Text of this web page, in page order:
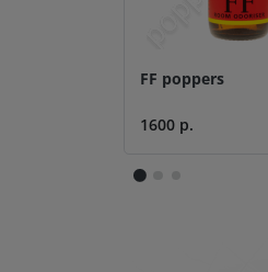
FF poppers
1600 р.